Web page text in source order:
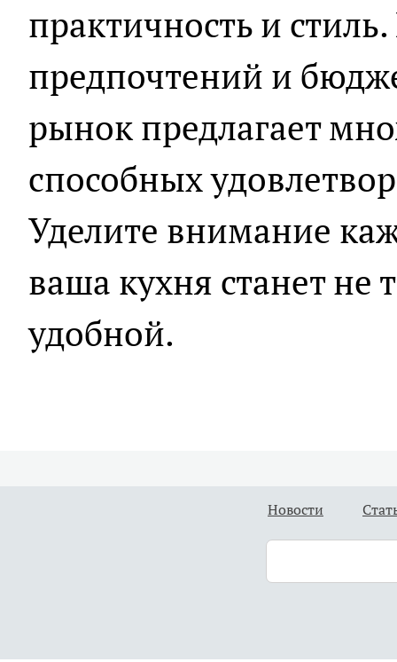
практичность и
предпочтений и
рынок предлагает
способных
Уделите внимание
ваша кухня станет не
удобной.
Новости